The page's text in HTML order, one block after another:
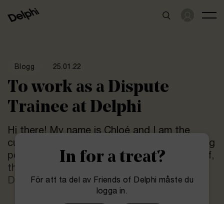
Blogg 25.01.22
To work as a Dispute
Trainee at Delphi
Hi there! My name is Chloé and I am the
current Dispute Trainee at Delphi. In this blog
post I will describe a little more about myself,
the position and why you should apply for
Dispute Trainee next time!
In for a treat?
För att ta del av Friends of Delphi måste du
logga in.